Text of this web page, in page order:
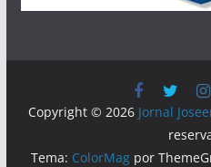
Copyright © 2026 Jornal
Tema: ColorMagpor